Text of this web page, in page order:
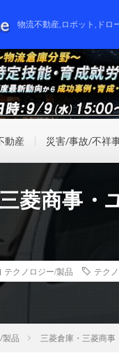
物流不動産,ロボット,ドロ
動産 災害/事故/不祥
菱商事・
テクノロジー/製品 テク
製品 三菱倉庫・三菱商事